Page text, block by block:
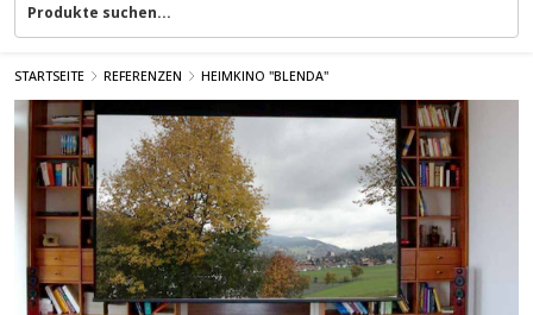
Beratung & Service
STARTSEITE REFERENZEN HEIMKINO "BLENDA"